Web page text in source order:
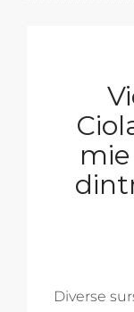
Diverse